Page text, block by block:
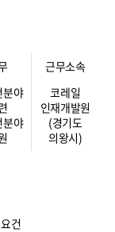
근무소속
분야
분야
코레일
인재개발원
(경기도
의왕시)
건